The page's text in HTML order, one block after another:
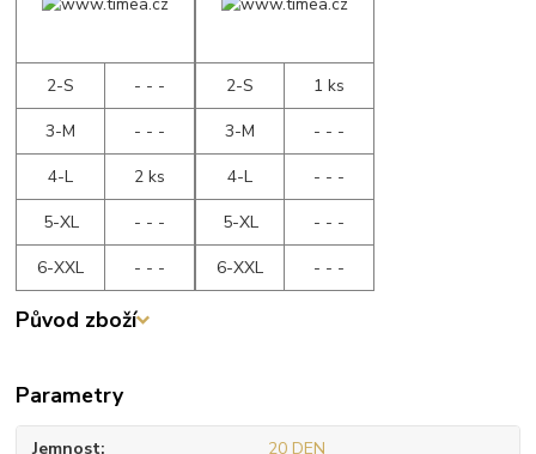
2-S
- - -
3-M
- - -
4-L
2 ks
5-XL
- - -
6-XXL
- - -
2-S
1 ks
3-M
- - -
4-L
- - -
5-XL
- - -
6-XXL
- - -
Původ zboží
Parametry
Jemnost 20 DEN